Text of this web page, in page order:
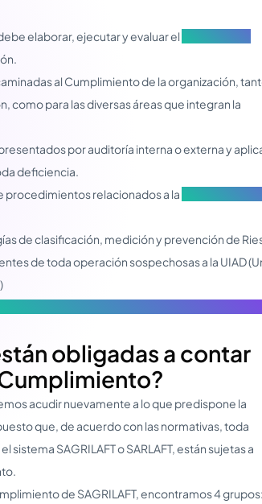
elaborar, ejecutar y evaluar el
al Cumplimiento de la organización,
como para las diversas áreas que integran la
por auditoría interna o externa y
deficiencia.
procedimientos relacionados a la
de clasificación, medición y prevención de
de toda operación sospechosas a la UIAD
obligadas a contar
acudir nuevamente a lo que predispone la
que, de acuerdo con las normativas, toda
SAGRILAFT o SARLAFT, están sujetas a
de SAGRILAFT, encontramos 4 grupos: